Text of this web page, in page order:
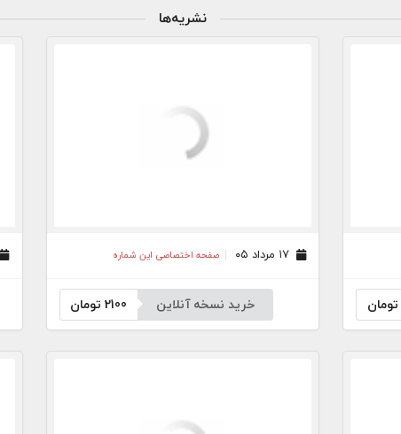
نشریه‌ها
تومان
صفحه اختصاصی این شماره
خرید نسخه آنلاین 2100تومان